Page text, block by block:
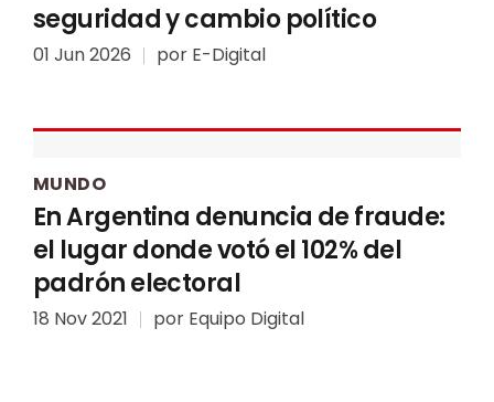
seguridad y cambio político
01 Jun 2026 por E-Digital
MUNDO
En Argentina denuncia de fraude:
el lugar donde votó el 102% del
padrón electoral
18 Nov 2021 por Equipo Digital